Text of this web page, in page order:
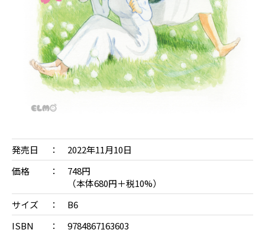
発売日
2022年11月10日
価格
748円
（本体680円＋税10%）
サイズ
B6
ISBN
9784867163603